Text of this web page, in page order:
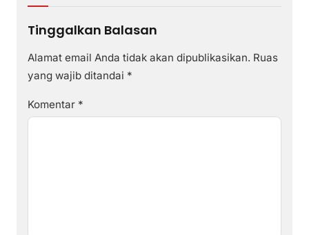
Tinggalkan Balasan
Alamat email Anda tidak akan dipublikasikan. Ruas
yang wajib ditandai *
Komentar *